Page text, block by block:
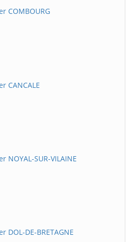
COMBOURG
CANCALE
NOYAL-SUR-VILAINE
DOL-DE-BRETAGNE